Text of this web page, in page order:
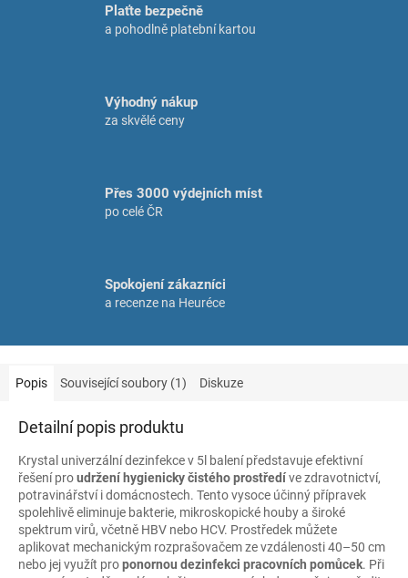
Plaťte bezpečně
a pohodlně platební kartou
Výhodný nákup
za skvělé ceny
Přes 3000 výdejních míst
po celé ČR
Spokojení zákazníci
a recenze na Heuréce
Popis Související soubory (1) Diskuze
Detailní popis produktu
Krystal univerzální dezinfekce v 5l balení představuje efektivní
řešení proudržení hygienicky čistého prostředíve zdravotnictví,
potravinářství i domácnostech. Tento vysoce účinný přípravek
spolehlivě eliminuje bakterie, mikroskopické houby a široké
spektrum virů, včetně HBV nebo HCV. Prostředek můžete
aplikovat mechanickým rozprašovačem ze vzdálenosti 40–50 cm
nebo jej využít proponornou dezinfekci pracovních pomůcek. Při